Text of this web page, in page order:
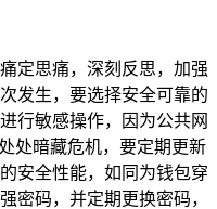
定思痛，深刻反思，加强
发生，要选择安全可靠的
行敏感操作，因为公共网
处暗藏危机，要定期更新
安全性能，如同为钱包穿
密码，并定期更换密码，